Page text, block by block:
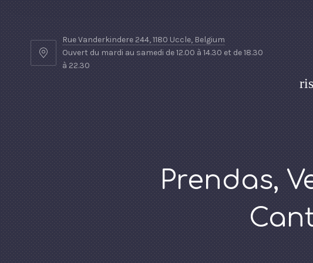
Rue Vanderkindere 244, 1180 Uccle, Belgium
Ouvert du mardi au samedi de 12.00 à 14.30 et de 18.30
à 22.30
Prendas,